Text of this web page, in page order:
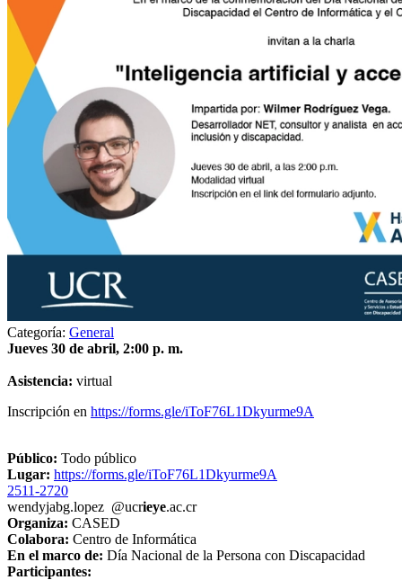
Categoría: General
Jueves 30 de abril, 2:00 p. m.
Asistencia: virtual
Inscripción en https://forms.gle/iToF76L1Dkyurme9A
Público: Todo público
Lugar: https://forms.gle/iToF76L1Dkyurme9A
2511-2720
wendyjabg.lopez @ucrieye.ac.cr
Organiza: CASED
Colabora: Centro de Informática
En el marco de: Día Nacional de la Persona con Discapacidad
Participantes: